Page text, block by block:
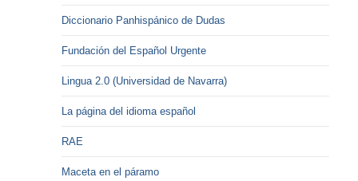
Diccionario Panhispánico de Dudas
Fundación del Español Urgente
Lingua 2.0 (Universidad de Navarra)
La página del idioma español
RAE
Maceta en el páramo